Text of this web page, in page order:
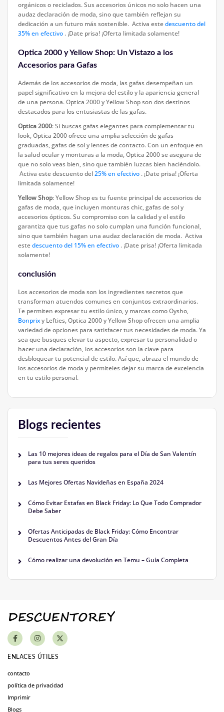
orgánicos o reciclados. Sus accesorios únicos no solo hacen una
audaz declaración de moda, sino que también reflejan su
dedicación a un futuro más sostenible. Activa estedescuento del
35% en efectivo . ¡Date prisa! ¡Oferta limitada solamente!
Optica 2000 y Yellow Shop: Un Vistazo a los
Accesorios para Gafas
Además de los accesorios de moda, las gafas desempeñan un
papel significativo en la mejora del estilo y la apariencia general
de una persona. Optica 2000 y Yellow Shop son dos destinos
destacados para los entusiastas de las gafas.
Optica 2000: Si buscas gafas elegantes para complementar tu
look, Optica 2000 ofrece una amplia selección de gafas
graduadas, gafas de sol y lentes de contacto. Con un enfoque en
la salud ocular y monturas a la moda, Optica 2000 se asegura de
que no solo veas bien, sino que también luzcas bien haciéndolo.
Activa este descuento del25% en efectivo . ¡Date prisa! ¡Oferta
limitada solamente!
Yellow Shop: Yellow Shop es tu fuente principal de accesorios de
gafas de moda, que incluyen monturas chic, gafas de sol y
accesorios ópticos. Su compromiso con la calidad y el estilo
garantiza que tus gafas no solo cumplan una función funcional,
sino que también hagan una audaz declaración de moda. Activa
estedescuento del 15% en efectivo . ¡Date prisa! ¡Oferta limitada
solamente!
conclusión
Los accesorios de moda son los ingredientes secretos que
transforman atuendos comunes en conjuntos extraordinarios.
Te permiten expresar tu estilo único, y marcas como Oysho,
Bonprixy Lefties, Optica 2000 y Yellow Shop ofrecen una amplia
variedad de opciones para satisfacer tus necesidades de moda. Ya
sea que busques elevar tu aspecto, expresar tu personalidad o
hacer una declaración, los accesorios son la clave para
desbloquear tu potencial de estilo. Así que, abraza el mundo de
los accesorios de moda y permíteles dejar su marca de excelencia
en tu estilo personal.
Blogs recientes
Las 10 mejores ideas de regalos para el Día de San Valentín
para tus seres queridos
Las Mejores Ofertas Navideñas en España 2024
Cómo Evitar Estafas en Black Friday: Lo Que Todo Comprador
Debe Saber
Ofertas Anticipadas de Black Friday: Cómo Encontrar
Descuentos Antes del Gran Día
Cómo realizar una devolución en Temu – Guía Completa
ENLACES ÚTILES
contacto
política de privacidad
Imprimir
Blogs